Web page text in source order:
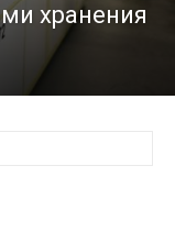
хранения